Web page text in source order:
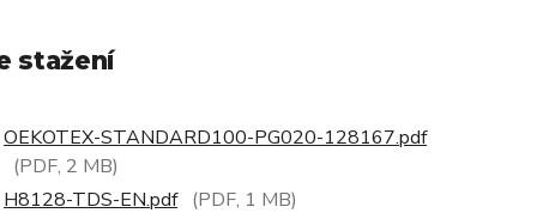
stažení
OEKOTEX-STANDARD100-PG020-128167.pdf
(PDF, 2 MB)
H8128-TDS-EN.pdf (PDF, 1 MB)